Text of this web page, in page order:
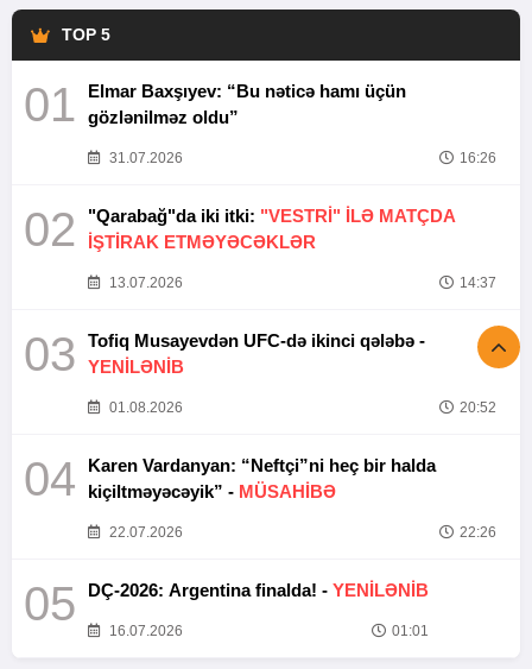
TOP 5
01
Elmar Baxşıyev: “Bu nəticə hamı üçün
gözlənilməz oldu”
31.07.2026 16:26
02 "Qarabağ"da iki itki: "VESTRİ" İLƏ MATÇDA
İŞTİRAK ETMƏYƏCƏKLƏR
13.07.2026 14:37
03
Tofiq Musayevdən UFC-də ikinci qələbə -
YENİLƏNİB
01.08.2026 20:52
04
Karen Vardanyan: “Neftçi”ni heç bir halda
kiçiltməyəcəyik” - MÜSAHİBƏ
22.07.2026 22:26
05 DÇ-2026: Argentina finalda! - YENİLƏNİB
16.07.2026 01:01